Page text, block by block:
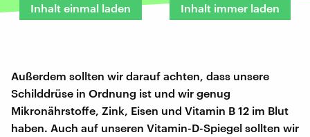
Inhalt einmal laden Inhalt immer laden
Außerdem sollten wir darauf achten, dass unsere
Schilddrüse in Ordnung ist und wir genug
Mikronährstoffe, Zink, Eisen und Vitamin B 12 im Blut
haben. Auch auf unseren Vitamin-D-Spiegel sollten wir